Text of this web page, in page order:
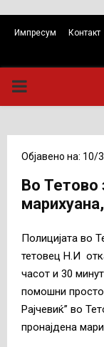
Импресум Контакт
PRIMARY
Објавено на: 10/
Во Тетово
Полицијата во
тетовец Н.И
часот и 30
помошни
Рајчевиќ” во
пронајдена